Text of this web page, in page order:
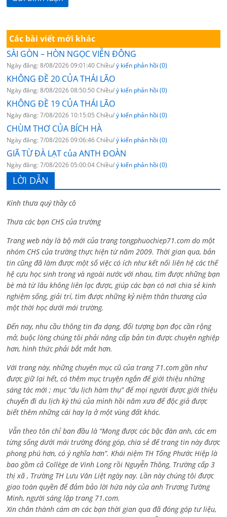
Các bài viết mới khác
SÀI GÒN – HÒN NGỌC VIỄN ĐÔNG
Ngày đăng: 8/08/2026 09:01:40 Chiều/ý kiến phản hồi (0)
KHÔNG ĐỀ 20 CỦA THÁI LÃO
Ngày đăng: 8/08/2026 08:50:50 Chiều/ý kiến phản hồi (0)
KHÔNG ĐỀ 19 CỦA THÁI LÃO
Ngày đăng: 7/08/2026 10:15:05 Chiều/ý kiến phản hồi (0)
CHÙM THƠ CỦA BÍCH HÀ
Ngày đăng: 7/08/2026 09:06:46 Chiều/ý kiến phản hồi (0)
GIÃ TỪ ĐÀ LẠT của ANTH ĐOÀN
Ngày đăng: 7/08/2026 05:00:04 Chiều/ý kiến phản hồi (0)
LỜI DẪN
Kính thưa quý thầy cô
Thưa các bạn CHS của trường
Trang web này là bộ mới của trang tongphuochiep71.com do một
nhóm CHS của trường thực hiện từ năm 2009. Thời gian qua, bản
tin cũng đã làm được một số việc có ích như kết nối liên hệ các thế
hệ cựu học sinh trong và ngoài nước với nhau, tìm được những bạn
bè mà từ lâu không liên lạc được, giúp các bạn có nơi chia sẻ kinh
nghiệm sống, giải trí, tìm được những kỷ niệm thân thương của
một thời học dưới mái trường.
Đến nay, nhu cầu thông tin đa dạng, đối tượng bạn đọc cần rộng
mở, buộc lòng chúng tôi phải nâng cấp bản tin được chuyên nghiệp
hơn, hình thức phải bắt mắt hơn.
Với trang này, những chuyên mục cũ của trang 71.com gần như
được giữ lại hết, có thêm mục truyện ngắn để giới thiệu những
sáng tác mới ; mục “du lịch hàm thụ” để mọi người được giới thiệu
chuyến đi du lịch kỳ thú của mình hồi năm xưa để độc giả được
biết thêm những cái hay lạ ở một vùng đất khác.
Vẫn theo tôn chỉ ban đầu là “Mong được các bậc đàn anh, các em
từng sống dưới mái trường đóng góp, chia sẻ để trang tin này được
phong phú hơn, có ý nghĩa hơn”. Khái niệm TH Tống Phước Hiệp là
bao gồm cả Collège de Vinh Long rồi Nguyễn Thông, Trường cấp 3
thị xã , Trường TH Lưu Văn Liệt ngày nay. Lần này chúng tôi được
giao toàn quyền để đảm bảo lời hứa này của anh Trương Tường
Minh, người sáng lập trang 71.com.
Xin chân thành cám ơn các bạn thời gian qua đã đóng góp tư liệu,